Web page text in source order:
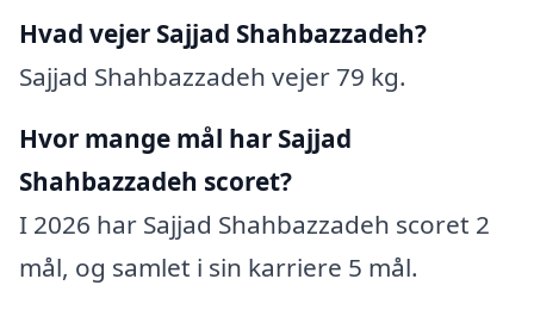
Hvad vejer Sajjad Shahbazzadeh?
Sajjad Shahbazzadeh vejer 79 kg.
Hvor mange mål har Sajjad
Shahbazzadeh scoret?
I 2026 har Sajjad Shahbazzadeh scoret 2
mål, og samlet i sin karriere 5 mål.